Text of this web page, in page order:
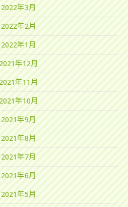
2022年3月
2022年2月
2022年1月
2021年12月
2021年11月
2021年10月
2021年9月
2021年8月
2021年7月
2021年6月
2021年5月